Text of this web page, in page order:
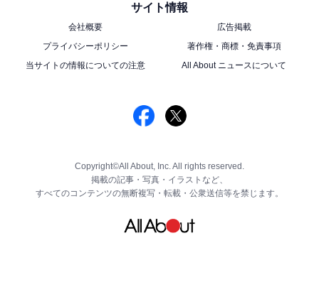
サイト情報
会社概要
広告掲載
プライバシーポリシー
著作権・商標・免責事項
当サイトの情報についての注意
All About ニュースについて
Copyright©All About, Inc. All rights reserved.
掲載の記事・写真・イラストなど、
すべてのコンテンツの無断複写・転載・公衆送信等を禁じます。